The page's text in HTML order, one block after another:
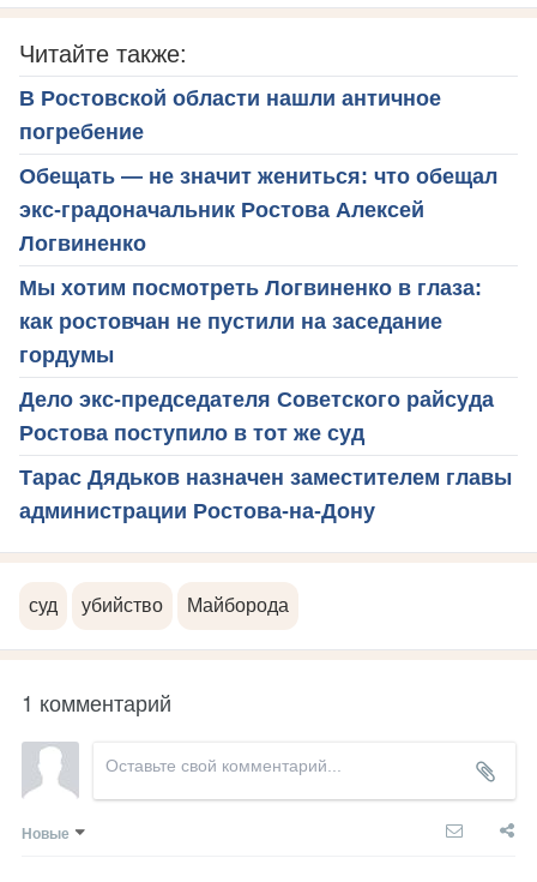
Читайте также:
В Ростовской области нашли античное
погребение
Обещать — не значит жениться: что обещал
экс-градоначальник Ростова Алексей
Логвиненко
Мы хотим посмотреть Логвиненко в глаза:
как ростовчан не пустили на заседание
гордумы
Дело экс-председателя Советского райсуда
Ростова поступило в тот же суд
Тарас Дядьков назначен заместителем главы
администрации Ростова-на-Дону
суд убийство Майборода
1 комментарий
Новые